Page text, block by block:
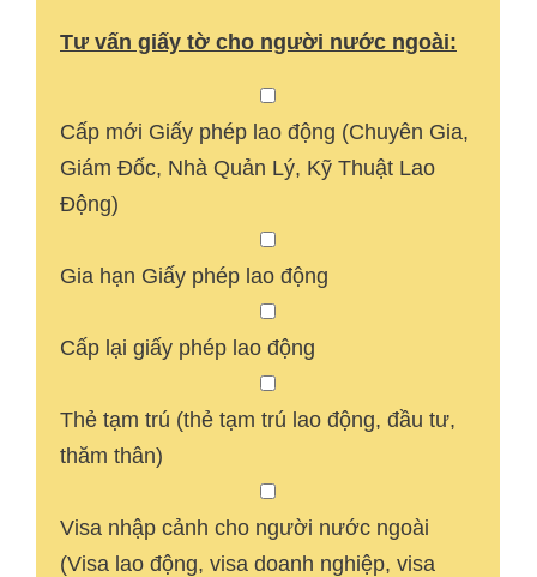
Tư vấn giấy tờ cho người nước ngoài:
Cấp mới Giấy phép lao động (Chuyên Gia,
Giám Đốc, Nhà Quản Lý, Kỹ Thuật Lao
Động)
Gia hạn Giấy phép lao động
Cấp lại giấy phép lao động
Thẻ tạm trú (thẻ tạm trú lao động, đầu tư,
thăm thân)
Visa nhập cảnh cho người nước ngoài
(Visa lao động, visa doanh nghiệp, visa